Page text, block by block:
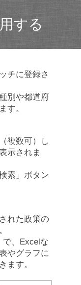
する
チに登録さ
別や都道府
す。
複数可）し
示されま
索」ボタン
れた政策の
で、Excelな
やグラフに
ます。